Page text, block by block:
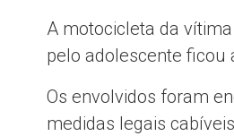
A motocicleta da
pelo adolescente ficou
Os envolvidos foram
medidas legais